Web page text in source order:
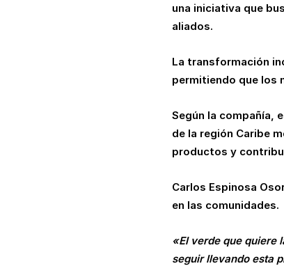
una iniciativa que
aliados.
La transformación
permitiendo que los
Según la compañía,
de la región Caribe
productos y
Carlos Espinosa
en las comunidades.
«El verde que quiere
seguir llevando esta